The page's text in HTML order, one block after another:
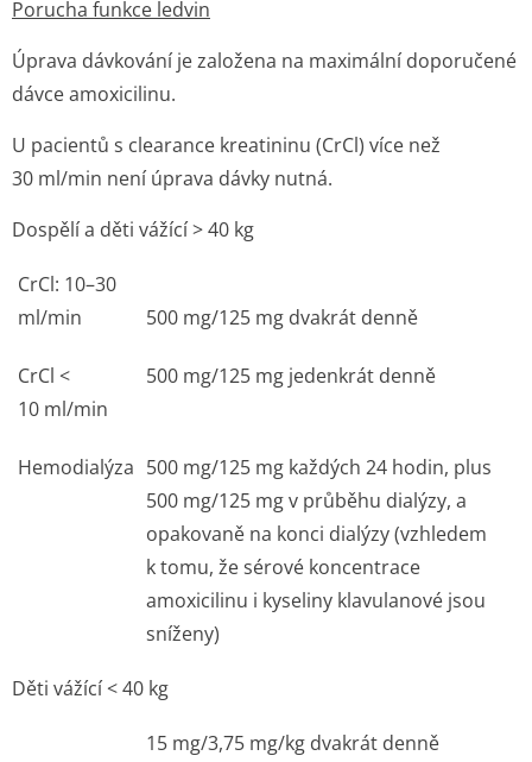
Porucha funkce ledvin
Úprava dávkování je založena na maximální doporučené
dávce amoxicilinu.
U pacientů s clearance kreatininu (CrCl) více než
30 ml/min není úprava dávky nutná.
Dospělí a děti vážící>40 kg
CrCl: 10–30
ml/min
500 mg/125 mg dvakrát denně
CrCl <
10 ml/min
500 mg/125 mg jedenkrát denně
Hemodialýza 500 mg/125 mg každých 24 hodin, plus
500 mg/125 mg v průběhu dialýzy, a
opakovaně na konci dialýzy (vzhledem
k tomu, že sérové koncentrace
amoxicilinu i kyseliny klavulanové jsou
sníženy)
Děti vážící < 40 kg
15 mg/3,75 mg/kg dvakrát denně